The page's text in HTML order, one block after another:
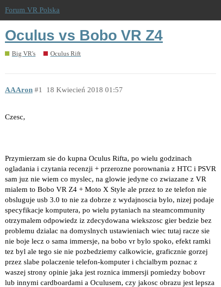
Forum VR Polska
Oculus vs Bobo VR Z4
Big VR's Oculus Rift
AAAron 18 Kwiecień 2018 01:57
1
Czesc,
Przymierzam sie do kupna Oculus Rifta, po wielu godzinach
ogladania i czytania recenzji + przerozne porownania z HTC i PSVR
sam juz nie wiem co myslec, na glowie jedyne co zwiazane z VR
mialem to Bobo VR Z4 + Moto X Style ale przez to ze telefon nie
obsluguje usb 3.0 to nie za dobrze z wydajnoscia bylo, nizej podaje
specyfikacje komputera, po wielu pytaniach na steamcommunity
otrzymalem odpowiedz iz zdecydowana wiekszosc gier bedzie bez
problemu dzialac na domyslnych ustawieniach wiec tutaj racze sie
nie boje lecz o sama immersje, na bobo vr bylo spoko, efekt ramki
tez byl ale tego sie nie pozbedziemy calkowicie, graficznie gorzej
przez slabe polaczenie telefon-komputer i chcialbym poznac z
waszej strony opinie jaka jest roznica immersji pomiedzy bobovr
lub innymi cardboardami a Oculusem, czy jakosc obrazu jest lepsza